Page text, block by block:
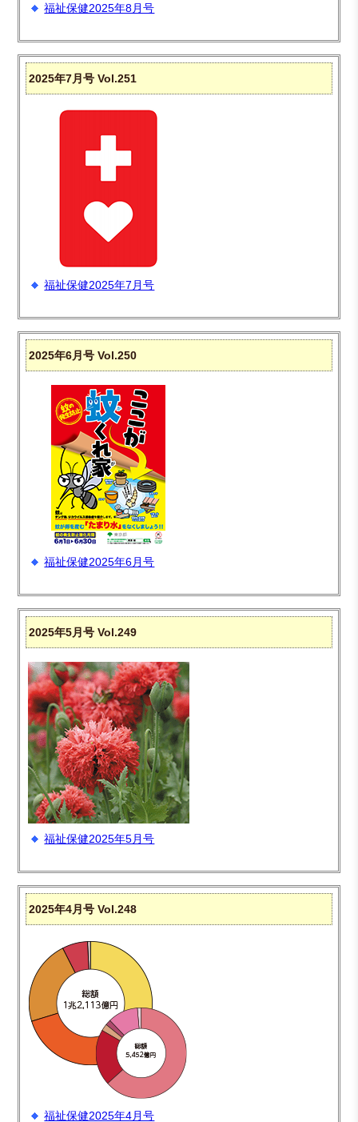
福祉保健2025年8月号
2025年7月号 Vol.251
福祉保健2025年7月号
2025年6月号 Vol.250
福祉保健2025年6月号
2025年5月号 Vol.249
福祉保健2025年5月号
2025年4月号 Vol.248
福祉保健2025年4月号